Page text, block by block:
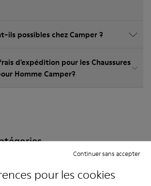
pour les cookies
Continuer sans accepter
ils possibles chez Camper ?
d'expédition pour les Chaussures
Homme Camper?